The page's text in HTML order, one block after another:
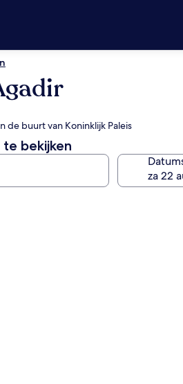
de buurt van Koninklijk Paleis
te bekijken